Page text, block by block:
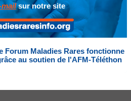
mailsur notre site
Forum Maladies Rares fonctionne
au soutien de l'AFM-Téléthon